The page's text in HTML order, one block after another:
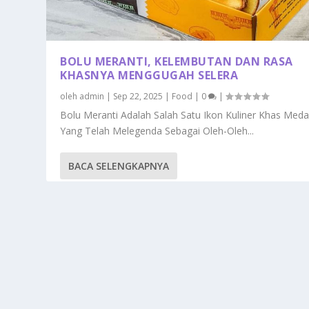
BOLU MERANTI, KELEMBUTAN DAN RASA
KHASNYA MENGGUGAH SELERA
oleh admin | Sep 22, 2025 | Food | 0 |
Bolu Meranti Adalah Salah Satu Ikon Kuliner Khas
Yang Telah Melegenda Sebagai Oleh-Oleh...
BACA SELENGKAPNYA